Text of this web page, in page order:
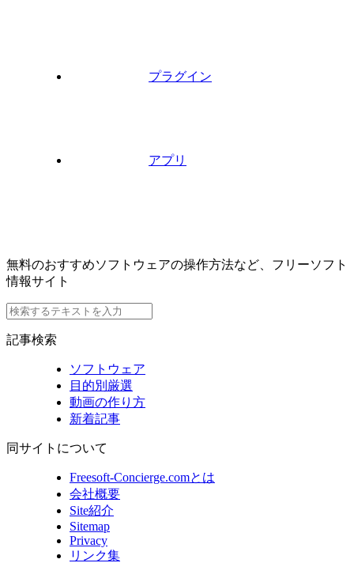
プラグイン
アプリ
無料のおすすめソフトウェアの操作方法など、フリーソフト
情報サイト
記事検索
ソフトウェア
目的別厳選
動画の作り方
新着記事
同サイトについて
Freesoft-Concierge.comとは
会社概要
Site紹介
Sitemap
Privacy
リンク集